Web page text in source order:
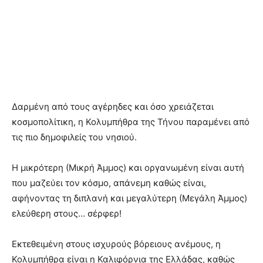
Δαρμένη από τους αγέρηδες και όσο χρειάζεται
κοσμοπολίτικη, η Κολυμπήθρα της Τήνου παραμένει από
τις πιο δημοφιλείς του νησιού.
Η μικρότερη (Μικρή Άμμος) και οργανωμένη είναι αυτή
που μαζεύει τον κόσμο, απάνεμη καθώς είναι,
αφήνοντας τη διπλανή και μεγαλύτερη (Μεγάλη Άμμος)
ελεύθερη στους… σέρφερ!
Εκτεθειμένη στους ισχυρούς βόρειους ανέμους, η
Κολυμπήθρα είναι η Καλιφόρνια της Ελλάδας, καθώς